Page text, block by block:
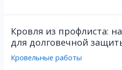
Кровля из профлиста:
для долговечной
Кровельные работы
Кровля
из
профлиста:
Кровля
из
профлиста: